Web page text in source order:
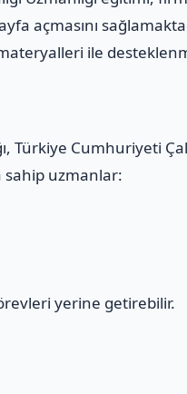
açmasını
ile
Türkiye Cumhuriyeti
sahip uzmanlar:
yerine getirebilir.